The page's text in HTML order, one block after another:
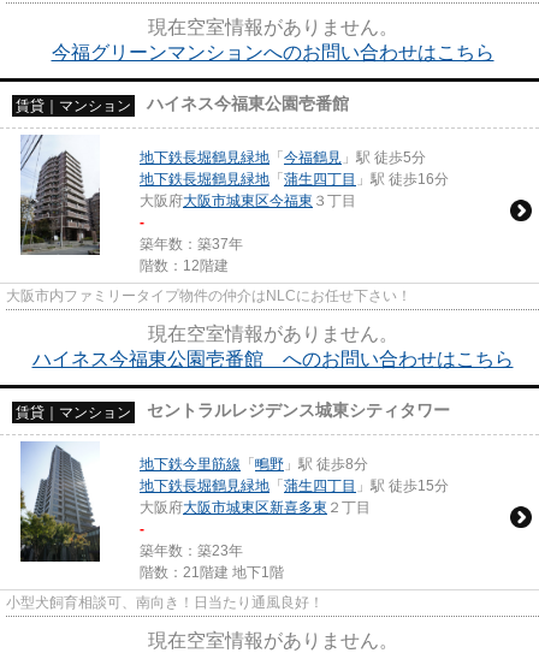
現在空室情報がありません。
今福グリーンマンションへのお問い合わせはこちら
賃貸｜マンション ハイネス今福東公園壱番館
地下鉄長堀鶴見緑地 「 今福鶴見 」駅 徒歩5分
地下鉄長堀鶴見緑地 「 蒲生四丁目 」駅 徒歩16分
大阪府大阪市城東区今福東 ３丁目
-
築年数：築37年
階数：12階建
大阪市内ファミリータイプ物件の仲介はNLCにお任せ下さい！
現在空室情報がありません。
ハイネス今福東公園壱番館 へのお問い合わせはこちら
賃貸｜マンション セントラルレジデンス城東シティタワー
地下鉄今里筋線 「 鴫野 」駅 徒歩8分
地下鉄長堀鶴見緑地 「 蒲生四丁目 」駅 徒歩15分
大阪府大阪市城東区新喜多東 ２丁目
-
築年数：築23年
階数：21階建 地下1階
小型犬飼育相談可、南向き！日当たり通風良好！
現在空室情報がありません。